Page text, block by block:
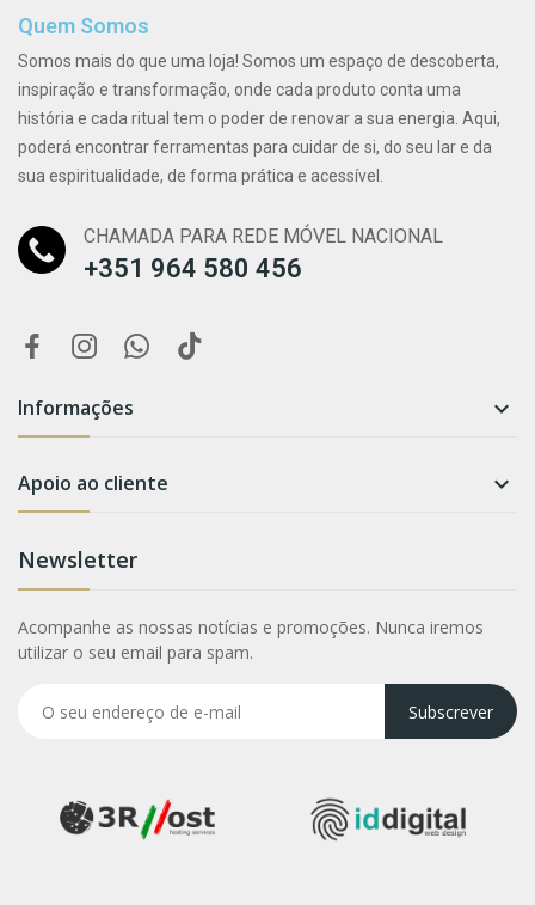
Quem Somos
Somos mais do que uma loja! Somos um espaço de descoberta,
inspiração e transformação, onde cada produto conta uma
história e cada ritual tem o poder de renovar a sua energia. Aqui,
poderá encontrar ferramentas para cuidar de si, do seu lar e da
sua espiritualidade, de forma prática e acessível.
CHAMADA PARA REDE MÓVEL NACIONAL
+351 964 580 456
Informações 
Apoio ao cliente 
Newsletter
Acompanhe as nossas notícias e promoções. Nunca iremos
utilizar o seu email para spam.
Subscrever